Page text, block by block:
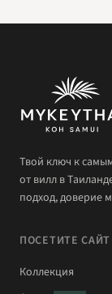
Твой ключ к
от вилл в
подход, доверие
ПОСЕТИТЕ САЙТ
Коллекция